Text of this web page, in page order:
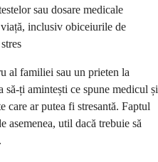
sau dosare medicale
inclusiv obiceiurile de
al familiei sau un prieten la
să-ți amintești ce spune medicul și
ar putea fi stresantă. Faptul
asemenea, util dacă trebuie să